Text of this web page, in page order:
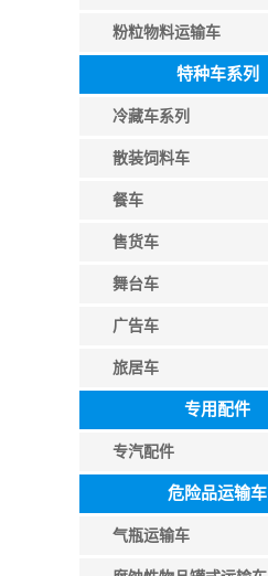
粉粒物料运输车
特种车系列
冷藏车系列
散装饲料车
餐车
售货车
舞台车
广告车
旅居车
专用配件
专汽配件
危险品运输车
气瓶运输车